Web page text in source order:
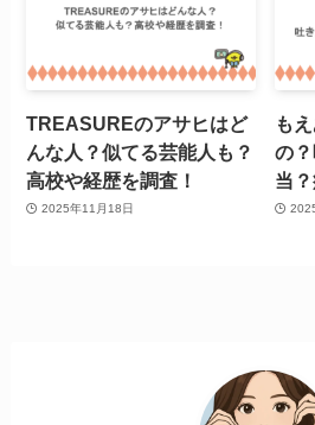
TREASUREのアサヒはど
んな人？似てる芸能人も？
高校や経歴を調査！
2025年11月18日
も
の
当